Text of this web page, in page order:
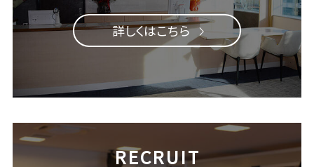
詳しくはこちら